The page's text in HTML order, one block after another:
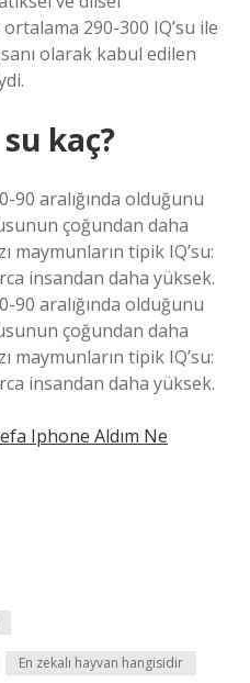
290-300 IQ’su ile
olarak kabul edilen
kaç?
90 aralığında olduğunu
çoğundan daha
maymunların tipik IQ’su:
insandan daha yüksek.
90 aralığında olduğunu
çoğundan daha
maymunların tipik IQ’su:
insandan daha yüksek.
Iphone Aldım Ne
En zekalı hayvan hangisidir